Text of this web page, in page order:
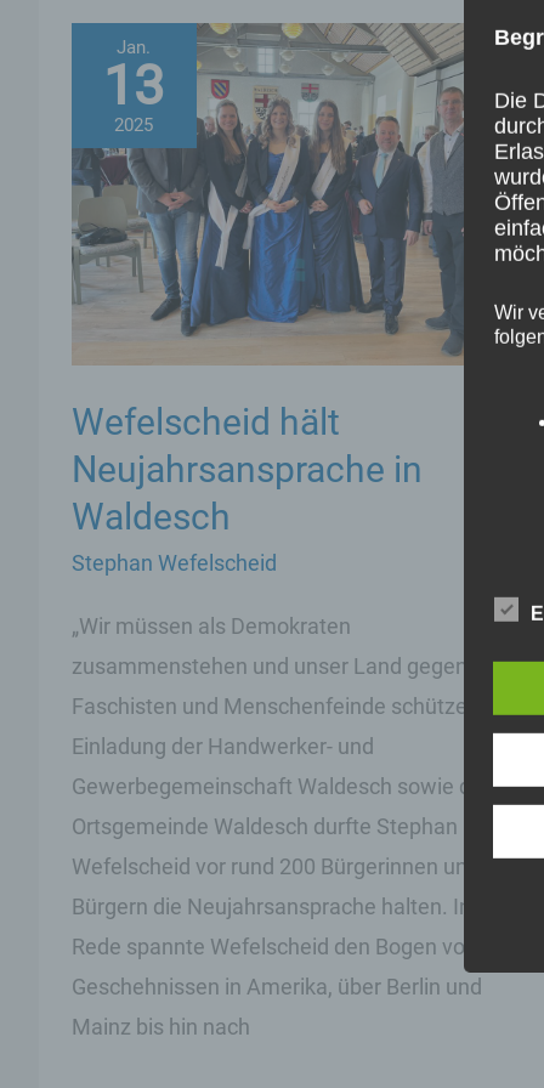
Jan.
13
2025
Wefelscheid hält
Neujahrsansprache in
Waldesch
Stephan Wefelscheid
„Wir müssen als Demokraten
zusammenstehen und unser Land gegen
Faschisten und Menschenfeinde schützen“ Auf
Einladung der Handwerker- und
Gewerbegemeinschaft Waldesch sowie der
Ortsgemeinde Waldesch durfte Stephan
Wefelscheid vor rund 200 Bürgerinnen und
Bürgern die Neujahrsansprache halten. In der
Rede spannte Wefelscheid den Bogen von den
Geschehnissen in Amerika, über Berlin und
Mainz bis hin nach
Die
Wir